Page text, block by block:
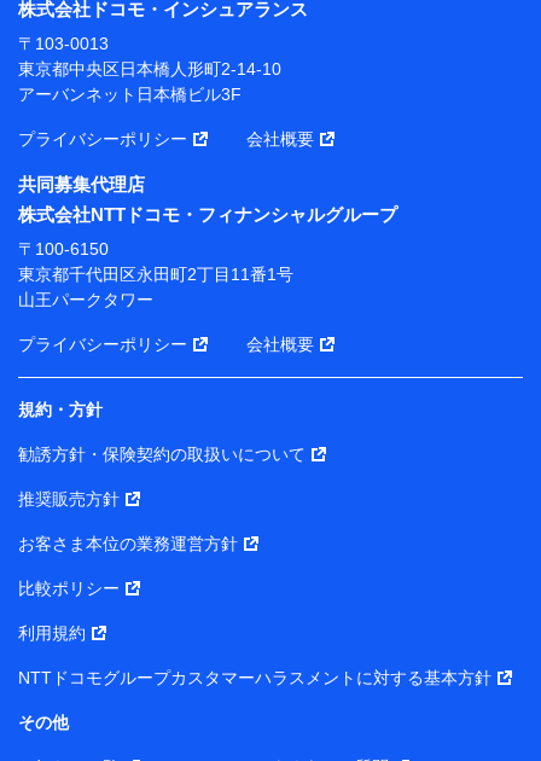
長 吉村 忠義
※ 当社および株式会社NTTドコモは、お客さまの情報
ソナルデータ憲章」に定める行動原則を順守します 。
※ パーソナルデータダッシュボードの「第三者提供の
管理」の設定状態にかかわらず、共同利用する場合があ
ります。
※ dポイントクラブ会員ではないお客さま（2019年12
月11日以降、一度もdポイントクラブ会員であったこと
がないお客さまに限る）に関する、2019年12月10日以
前に取得した個人データは、こちら の利用目的の範囲内
当社は株式会社NTTドコモ・フィナンシャルグループ
との間で、以下のとおり個人データを共同利用しま
す。
【共同して利用される利用データの項目】
当社または株式会社NTTドコモ・フィナンシャルグルー
の個人データ
基本情報
性、連絡先、dポイントサービスのご利用に関する情報。例
所、dポイント残高、dポイント利用履歴などが含まれます。
株式会社ドコモ・インシュアランス
〒103-0013
東京都中央区日本橋人形町2-14-10
アーバンネット日本橋ビル3F
プライバシーポリシー 会社概要
共同募集代理店
株式会社NTTドコモ・フィナンシャルグループ
〒100-6150
東京都千代田区永田町2丁目11番1号
山王パークタワー
プライバシーポリシー 会社概要
規約・方針
勧誘方針・保険契約の取扱いについて
推奨販売方針
お客さま本位の業務運営方針
比較ポリシー
利用規約
NTTドコモグループカスタマーハラスメントに対する基本方針
その他